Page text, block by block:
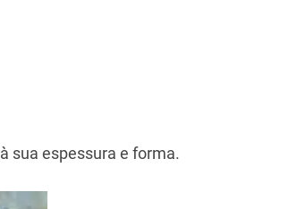
à sua espessura e forma.